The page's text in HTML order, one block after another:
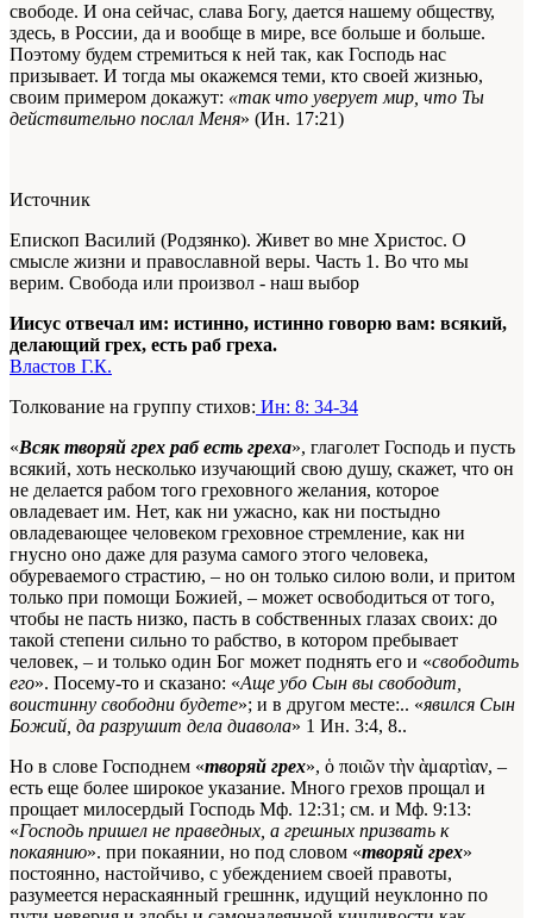
свободе. И она сейчас, слава Богу, дается нашему обществу,
здесь, в России, да и вообще в мире, все больше и больше.
Поэтому будем стремиться к ней так, как Господь нас
призывает. И тогда мы окажемся теми, кто своей жизнью,
своим примером докажут: «так что уверует мир, что Ты
действительно послал Меня» (Ин. 17:21)
Источник
Епископ Василий (Родзянко). Живет во мне Христос. О
смысле жизни и православной веры. Часть 1. Во что мы
верим. Свобода или произвол - наш выбор
Иисус отвечал им: истинно, истинно говорю вам: всякий,
делающий грех, есть раб греха.
Властов Г.К.
Толкование на группу стихов: Ин: 8: 34-34
«Всяк творяй грех раб есть греха», глаголет Господь и пусть
всякий, хоть несколько изучающий свою душу, скажет, что он
не делается рабом того греховного желания, которое
овладевает им. Нет, как ни ужасно, как ни постыдно
овладевающее человеком греховное стремление, как ни
гнусно оно даже для разума самого этого человека,
обуреваемого страстию, – но он только силою воли, и притом
только при помощи Божией, – может освободиться от того,
чтобы не пасть низко, пасть в собственных глазах своих: до
такой степени сильно то рабство, в котором пребывает
человек, – и только один Бог может поднять его и «свободить
его». Посему-то и сказано: «Аще убо Сын вы свободит,
воистинну свободни будете»; и в другом месте:.. «явился Сын
Божий, да разрушит дела диавола» 1 Ин. 3:4, 8..
Но в слове Господнем «творяй грех», ὁ ποιῶν τὴν ὰμαρτὶαν, –
есть еще более широкое указание. Много грехов прощал и
прощает милосердый Господь Мф. 12:31; см. и Мф. 9:13:
«Господь пришел не праведных, а грешных призвать к
покаянию». при покаянии, но под словом «творяй грех»
постоянно, настойчиво, с убеждением своей правоты,
разумеется нераскаянный грешннк, идущий неуклонно по